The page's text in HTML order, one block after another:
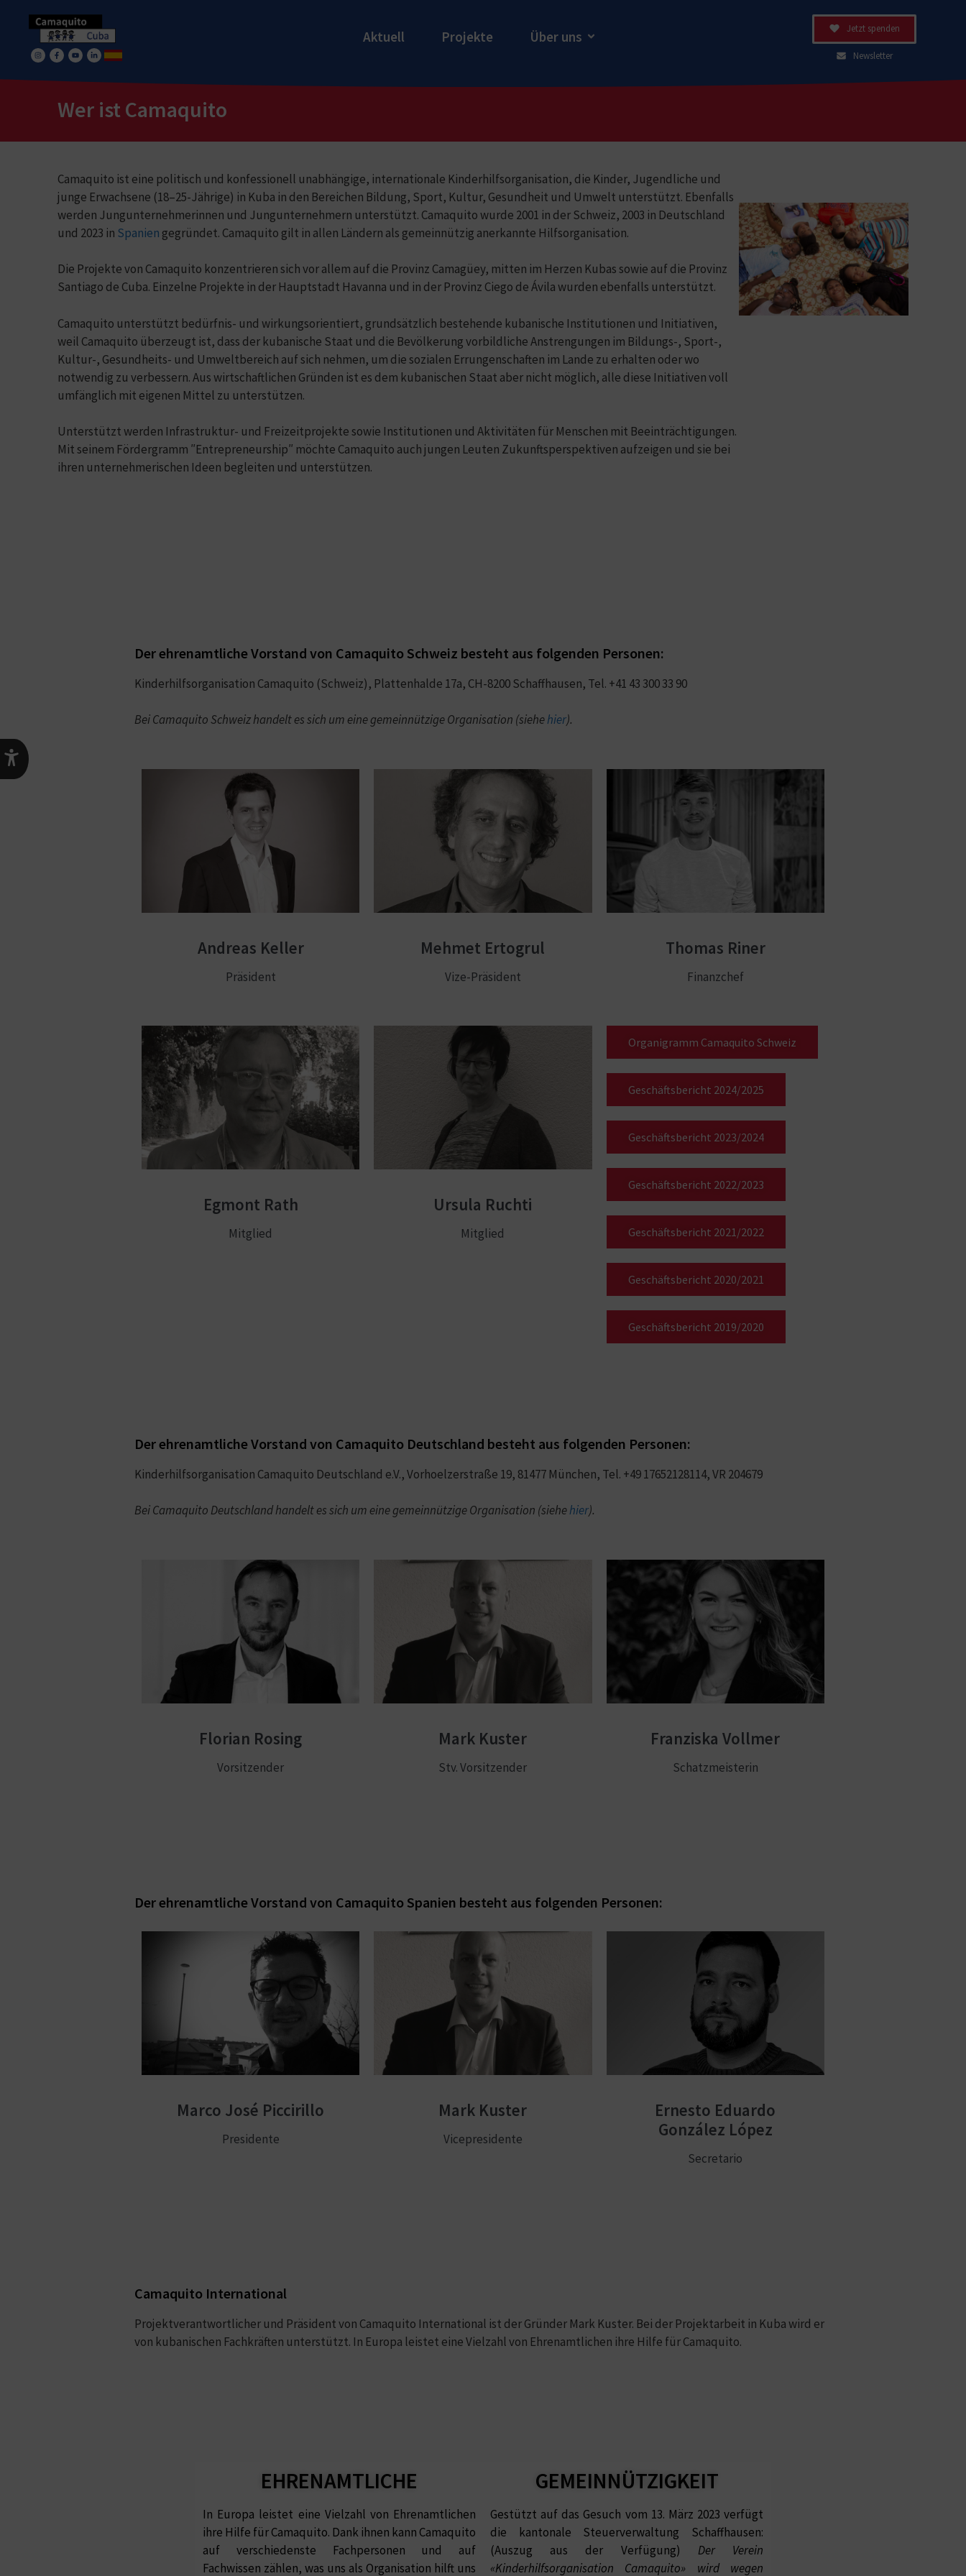
Aktuell Projekte Über uns Jetzt spenden
Newsletter
Wer ist Camaquito
Camaquito ist eine politisch und konfessionell unabhängige, internationale Kinderhilfsorganisation, die Kinder, Jugendliche und
junge Erwachsene (18–25-Jährige) in Kuba in den Bereichen Bildung, Sport, Kultur, Gesundheit und Umwelt unterstützt. Ebenfalls
werden Jungunternehmerinnen und Jungunternehmern unterstützt. Camaquito wurde 2001 in der Schweiz, 2003 in Deutschland
und 2023 in Spanien gegründet. Camaquito gilt in allen Ländern als gemeinnützig anerkannte Hilfsorganisation.
Die Projekte von Camaquito konzentrieren sich vor allem auf die Provinz Camagüey, mitten im Herzen Kubas sowie auf die Provinz
Santiago de Cuba. Einzelne Projekte in der Hauptstadt Havanna und in der Provinz Ciego de Ávila wurden ebenfalls unterstützt.
Camaquito unterstützt bedürfnis- und wirkungsorientiert, grundsätzlich bestehende kubanische Institutionen und Initiativen,
weil Camaquito überzeugt ist, dass der kubanische Staat und die Bevölkerung vorbildliche Anstrengungen im Bildungs-, Sport-,
Kultur-, Gesundheits- und Umweltbereich auf sich nehmen, um die sozialen Errungenschaften im Lande zu erhalten oder wo
notwendig zu verbessern. Aus wirtschaftlichen Gründen ist es dem kubanischen Staat aber nicht möglich, alle diese Initiativen voll
umfänglich mit eigenen Mittel zu unterstützen.
Unterstützt werden Infrastruktur- und Freizeitprojekte sowie Institutionen und Aktivitäten für Menschen mit Beeinträchtigungen.
Mit seinem Fördergramm ″Entrepreneurship″ möchte Camaquito auch jungen Leuten Zukunftsperspektiven aufzeigen und sie bei
ihren unternehmerischen Ideen begleiten und unterstützen.
Der ehrenamtliche Vorstand von Camaquito Schweiz besteht aus folgenden Personen:
Kinderhilfsorganisation Camaquito (Schweiz), Plattenhalde 17a, CH-8200 Schaffhausen, Tel. +41 43 300 33 90
Bei Camaquito Schweiz handelt es sich um eine gemeinnützige Organisation (siehehier).
Andreas Keller
Präsident
Mehmet Ertogrul
Vize-Präsident
Thomas Riner
Finanzchef
Egmont Rath
Mitglied
Ursula Ruchti
Mitglied
Organigramm Camaquito Schweiz
Geschäftsbericht 2024/2025
Geschäftsbericht 2023/2024
Geschäftsbericht 2022/2023
Geschäftsbericht 2021/2022
Geschäftsbericht 2020/2021
Geschäftsbericht 2019/2020
Der ehrenamtliche Vorstand von Camaquito Deutschland besteht aus folgenden Personen:
Kinderhilfsorganisation Camaquito Deutschland e.V., Vorhoelzerstraße 19, 81477 München, Tel. +49 17652128114, VR 204679
Bei Camaquito Deutschland handelt es sich um eine gemeinnützige Organisation (siehehier).
Florian Rosing
Vorsitzender
Mark Kuster
Stv. Vorsitzender
Franziska Vollmer
Schatzmeisterin
Der ehrenamtliche Vorstand von Camaquito Spanien besteht aus folgenden Personen:
Marco José Piccirillo
Presidente
Mark Kuster
Vicepresidente
Ernesto Eduardo
González López
Secretario
Camaquito International
Projektverantwortlicher und Präsident von Camaquito International ist der Gründer Mark Kuster. Bei der Projektarbeit in Kuba wird er
von kubanischen Fachkräften unterstützt. In Europa leistet eine Vielzahl von Ehrenamtlichen ihre Hilfe für Camaquito.
EHRENAMTLICHE
In Europa leistet eine Vielzahl von Ehrenamtlichen
ihre Hilfe für Camaquito. Dank ihnen kann Camaquito
auf verschiedenste Fachpersonen und auf
Fachwissen zählen, was uns als Organisation hilft uns
GEMEINNÜTZIGKEIT​
Gestützt auf das Gesuch vom 13. März 2023 verfügt
die kantonale Steuerverwaltung Schaffhausen:
(Auszug aus der Verfügung) Der Verein
«Kinderhilfsorganisation Camaquito» wird wegen